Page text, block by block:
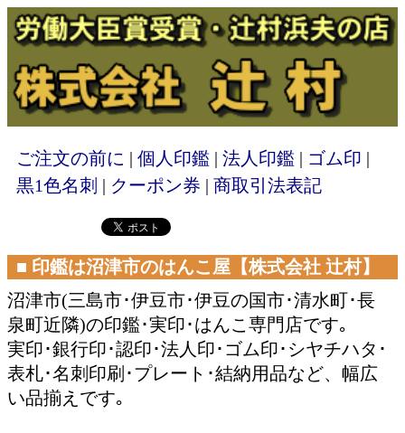
ご注文の前に | 個人印鑑 | 法人印鑑 | ゴム印 |
黒1色名刺 | クーポン券 | 商取引法表記
■ 印鑑は沼津市のはんこ屋【株式会社 辻村】
沼津市(三島市･伊豆市･伊豆の国市･清水町･長
泉町近隣)の印鑑･実印･はんこ専門店です｡
実印･銀行印･認印･法人印･ゴム印･シヤチハタ･
表札･名刺印刷･プレート･結納用品など、幅広
い品揃えです｡